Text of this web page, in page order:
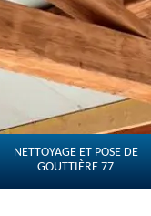
NETTOYAGE ET POSE DE
GOUTTIÈRE 77